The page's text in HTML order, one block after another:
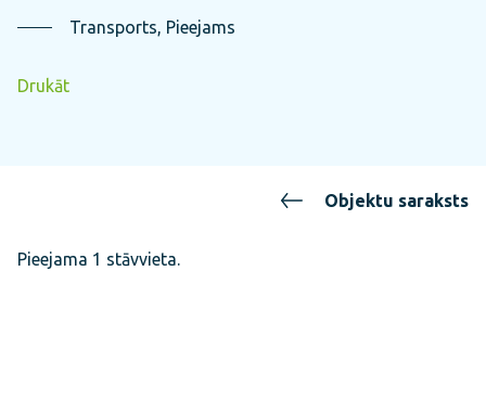
Transports, Pieejams
Drukāt
Objektu saraksts
Pieejama 1 stāvvieta.